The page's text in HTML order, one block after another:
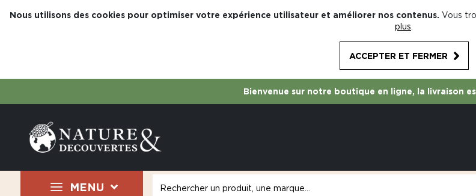
Nous utilisons des cookies pour optimiser votre expérience utilisateur et améliorer nos contenus. Vous
plus
ACCEPTER ET FERMER
Bienvenue sur notre boutique en ligne, la livraison
MENU